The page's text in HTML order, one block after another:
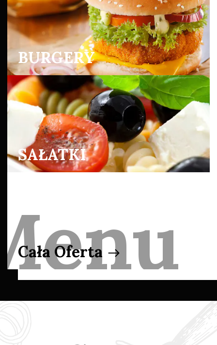
BURGERY
SAŁATKI
Cała Oferta